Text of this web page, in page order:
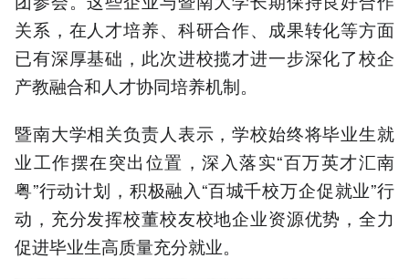
关系，在人才培养、科研合作、成果转化等方面
已有深厚基础，此次进校揽才进一步深化了校企
产教融合和人才协同培养机制。
暨南大学相关负责人表示，学校始终将毕业生就
业工作摆在突出位置，深入落实“百万英才汇南
粤”行动计划，积极融入“百城千校万企促就业”行
动，充分发挥校董校友校地企业资源优势，全力
促进毕业生高质量充分就业。